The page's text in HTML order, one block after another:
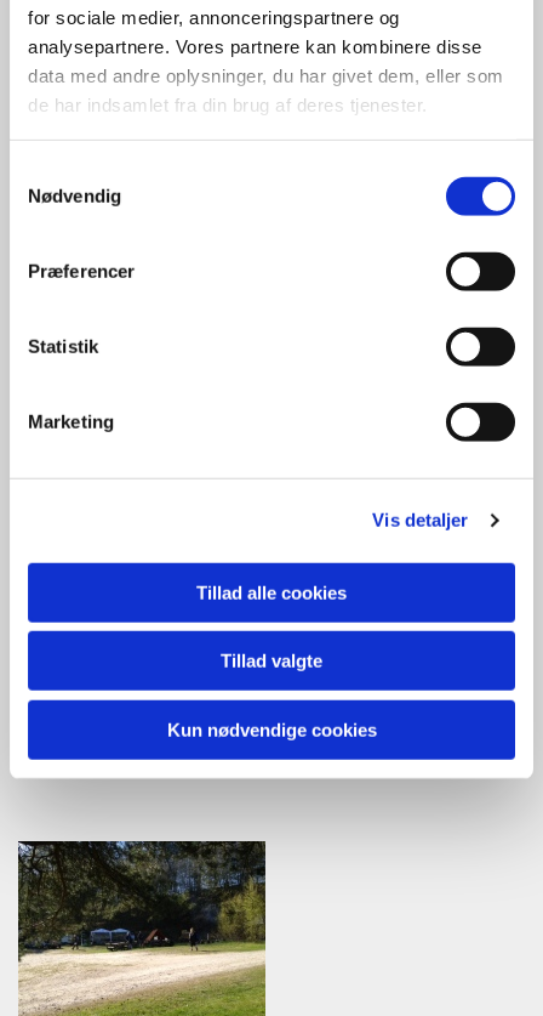
for sociale medier, annonceringspartnere og
analysepartnere. Vores partnere kan kombinere disse
data med andre oplysninger, du har givet dem, eller som
de har indsamlet fra din brug af deres tjenester.
Nødvendig
Præferencer
Statistik
Marketing
Vis detaljer
Tillad alle cookies
Tillad valgte
Kun nødvendige cookies